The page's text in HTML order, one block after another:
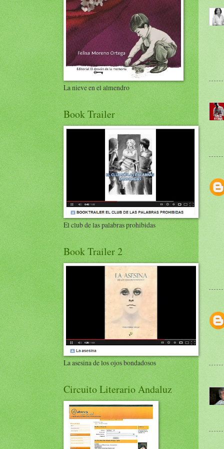
La nieve en el almendro
Book Trailer
El club de las palabras prohibidas
Book Trailer 2
La asesina de los ojos bondadosos
Circuito Literario Andaluz